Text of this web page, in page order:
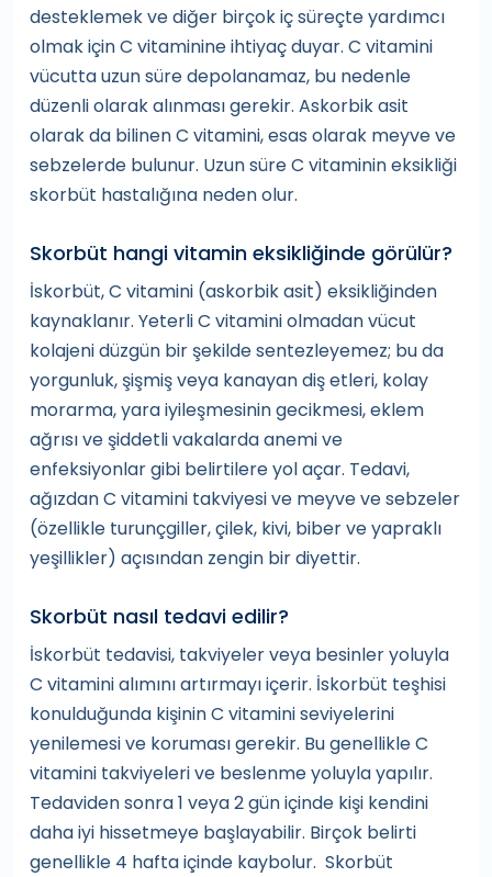
desteklemek ve diğer birçok iç süreçte yardımcı
olmak için C vitaminine ihtiyaç duyar. C vitamini
vücutta uzun süre depolanamaz, bu nedenle
düzenli olarak alınması gerekir. Askorbik asit
olarak da bilinen C vitamini, esas olarak meyve ve
sebzelerde bulunur. Uzun süre C vitaminin eksikliği
skorbüt hastalığına neden olur.
Skorbüt hangi vitamin eksikliğinde görülür?
İskorbüt, C vitamini (askorbik asit) eksikliğinden
kaynaklanır. Yeterli C vitamini olmadan vücut
kolajeni düzgün bir şekilde sentezleyemez; bu da
yorgunluk, şişmiş veya kanayan diş etleri, kolay
morarma, yara iyileşmesinin gecikmesi, eklem
ağrısı ve şiddetli vakalarda anemi ve
enfeksiyonlar gibi belirtilere yol açar. Tedavi,
ağızdan C vitamini takviyesi ve meyve ve sebzeler
(özellikle turunçgiller, çilek, kivi, biber ve yapraklı
yeşillikler) açısından zengin bir diyettir.
Skorbüt nasıl tedavi edilir?
İskorbüt tedavisi, takviyeler veya besinler yoluyla
C vitamini alımını artırmayı içerir. İskorbüt teşhisi
konulduğunda kişinin C vitamini seviyelerini
yenilemesi ve koruması gerekir. Bu genellikle C
vitamini takviyeleri ve beslenme yoluyla yapılır.
Tedaviden sonra 1 veya 2 gün içinde kişi kendini
daha iyi hissetmeye başlayabilir. Birçok belirti
genellikle 4 hafta içinde kaybolur. Skorbüt